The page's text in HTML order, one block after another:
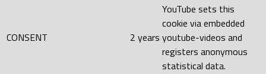
CONSENT 2 years
YouTube sets this
cookie via embedded
youtube-videos and
registers anonymous
statistical data.